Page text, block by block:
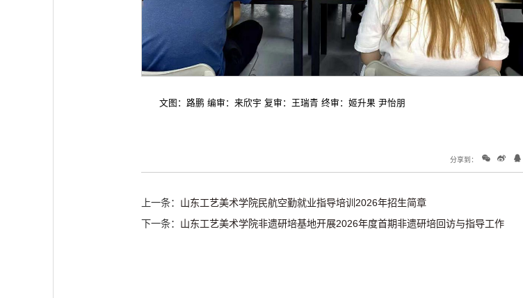
文图：路鹏 编审：来欣宇 复审：王瑞青 终审：姬升果 尹怡朋
分享到：
上一条： 山东工艺美术学院民航空勤就业指导培训2026年招生简章
下一条： 山东工艺美术学院非遗研培基地开展2026年度首期非遗研培回访与指导工作